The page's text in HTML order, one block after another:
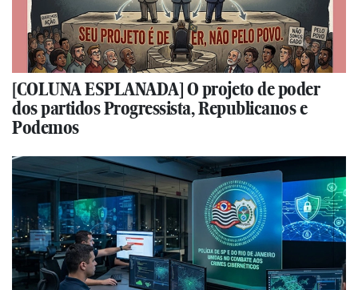
[COLUNA ESPLANADA] O projeto de poder
dos partidos Progressista, Republicanos e
Podemos